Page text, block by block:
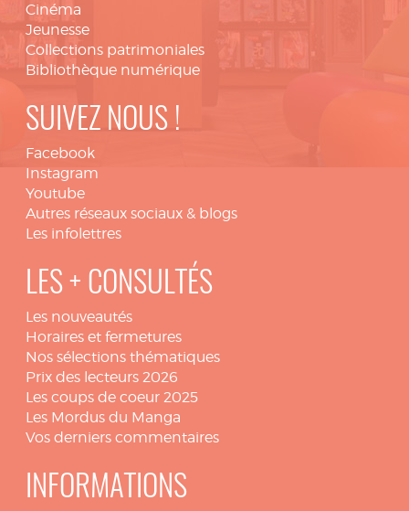
Cinéma
Jeunesse
Collections patrimoniales
Bibliothèque numérique
SUIVEZ NOUS !
Facebook
Instagram
Youtube
Autres réseaux sociaux & blogs
Les infolettres
LES + CONSULTÉS
Les nouveautés
Horaires et fermetures
Nos sélections thématiques
Prix des lecteurs 2026
Les coups de coeur 2025
Les Mordus du Manga
Vos derniers commentaires
INFORMATIONS